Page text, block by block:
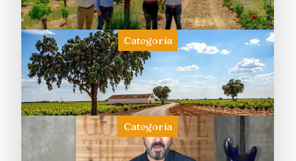
Categoría
Categoría